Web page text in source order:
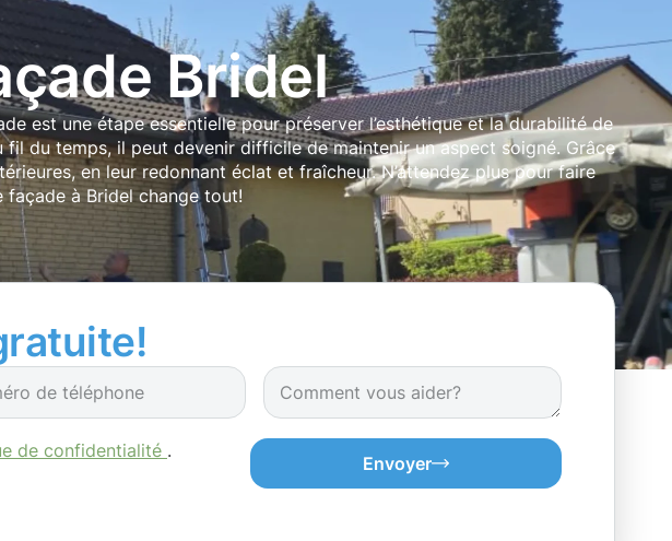
Bridel
est une étape essentielle pour préserver l’esthétique et la durabilité de
du temps, il peut devenir difficile de maintenir un aspect soigné. Grâce
en leur redonnant éclat et fraîcheur. N’attendez plus pour faire
à Bridel change tout!
de confidentialité .
Envoyer